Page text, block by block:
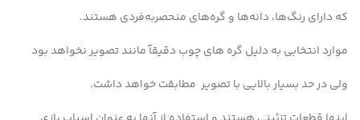
که دارای رنگ‌ها، دانه‌ها و گره‌های منحصربه‌فردی هستند.
موارد انتخابی به دلیل گره های چوب دقیقآ مانند تصویر نخواهد بود
ولی در حد بسیار بالایی با تصویر مطابقت خواهد داشت.